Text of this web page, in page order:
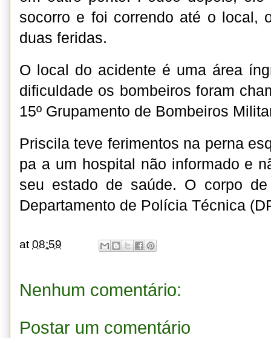
socorro e foi correndo até o local,
duas feridas.
O local do acidente é uma área
dificuldade os bombeiros foram
15º Grupamento de Bombeiros
Priscila teve ferimentos na perna
pa a um hospital não informado e
seu estado de saúde. O corpo
Departamento de Polícia Técnica
at08:59
Nenhum comentário:
Postar um comentário